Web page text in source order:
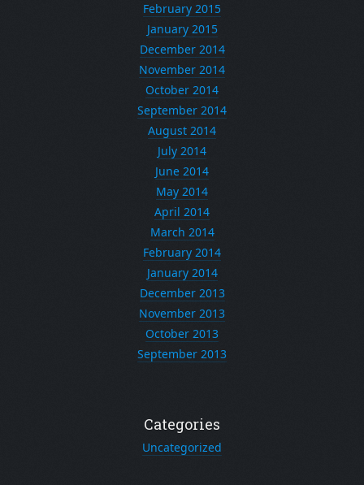
February 2015
January 2015
December 2014
November 2014
October 2014
September 2014
August 2014
July 2014
June 2014
May 2014
April 2014
March 2014
February 2014
January 2014
December 2013
November 2013
October 2013
September 2013
Categories
Uncategorized